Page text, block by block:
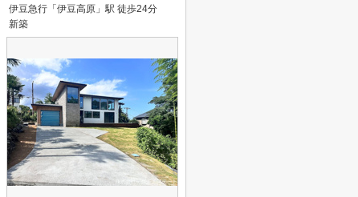
伊豆急行「伊豆高原」駅 徒歩24分
新築